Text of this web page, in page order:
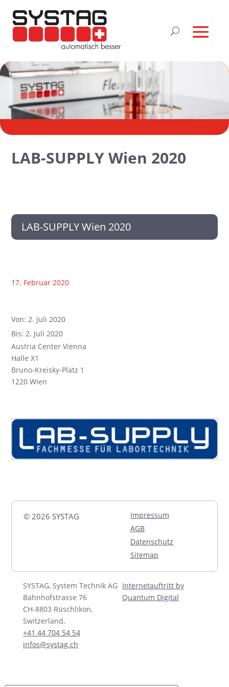
LAB-SUPPLY Wien 2020
LAB-SUPPLY Wien 2020
17. Februar 2020
Von: 2. Juli 2020
Bis: 2. Juli 2020
Austria Center Vienna
Halle X1
Bruno-Kreisky-Platz 1
1220 Wien
© 2026 SYSTAG
Impressum
AGB
Datenschutz
Sitemap
SYSTAG, System Technik AG
Bahnhofstrasse 76
CH-8803 Rüschlikon,
Switzerland,
+41 44 704 54 54
infos@systag.ch
Internetauftritt by
Quantum Digital